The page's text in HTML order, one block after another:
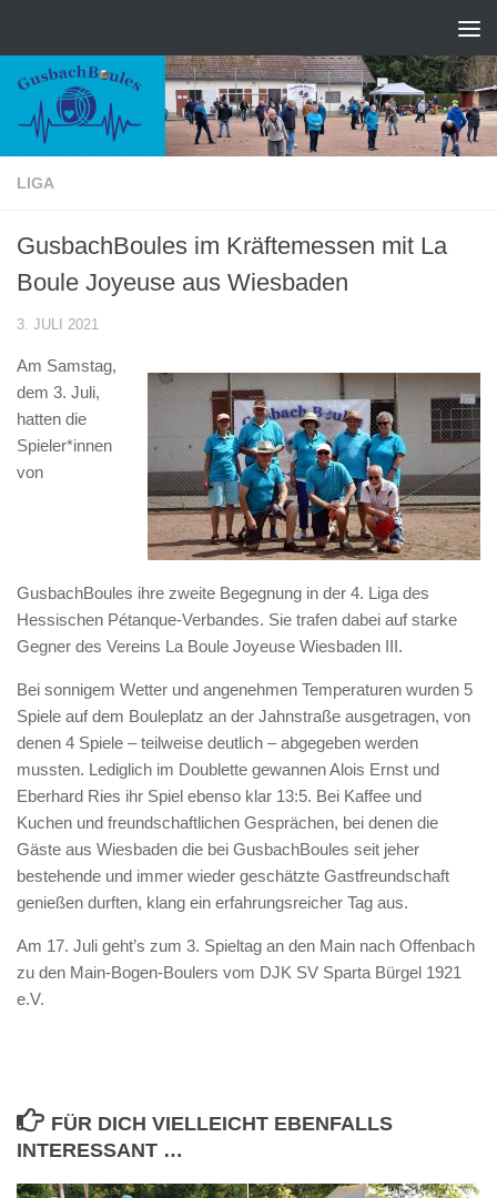
LIGA
GusbachBoules im Kräftemessen mit La
Boule Joyeuse aus Wiesbaden
3. JULI 2021
Am Samstag,
dem 3. Juli,
hatten die
Spieler*innen
von
GusbachBoules ihre zweite Begegnung in der 4. Liga des
Hessischen Pétanque-Verbandes. Sie trafen dabei auf starke
Gegner des Vereins La Boule Joyeuse Wiesbaden III.
Bei sonnigem Wetter und angenehmen Temperaturen wurden 5
Spiele auf dem Bouleplatz an der Jahnstraße ausgetragen, von
denen 4 Spiele – teilweise deutlich – abgegeben werden
mussten. Lediglich im Doublette gewannen Alois Ernst und
Eberhard Ries ihr Spiel ebenso klar 13:5. Bei Kaffee und
Kuchen und freundschaftlichen Gesprächen, bei denen die
Gäste aus Wiesbaden die bei GusbachBoules seit jeher
bestehende und immer wieder geschätzte Gastfreundschaft
genießen durften, klang ein erfahrungsreicher Tag aus.
Am 17. Juli geht’s zum 3. Spieltag an den Main nach Offenbach
zu den Main-Bogen-Boulers vom DJK SV Sparta Bürgel 1921
e.V.
FÜR DICH VIELLEICHT EBENFALLS
INTERESSANT …